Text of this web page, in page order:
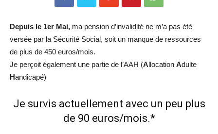
Depuis le 1er Mai, ma pension d’invalidité ne m’a pas été
versée par la Sécurité Social, soit un manque de ressources
de plus de 450 euros/mois.
Je perçoit également une partie de l’AAH (Allocation Adulte
Handicapé)
Je survis actuellement avec un peu plus
de 90 euros/mois.*